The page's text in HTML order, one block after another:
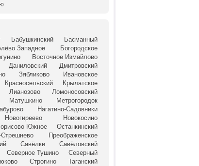
Бабушкинский
Басманный
Западное
Богородское
Восточное Измайлово
Даниловский
Дмитровский
Зябликово
Ивановское
Красносельский
Крылатское
Лианозово
Ломоносовский
Матушкино
Метрогородок
Нагатино-Садовники
Новогиреево
Новокосино
Южное
Останкинский
Стрешнево
Преображенское
Савёлки
Савёловский
Северное Тушино
Северный
Строгино
Таганский